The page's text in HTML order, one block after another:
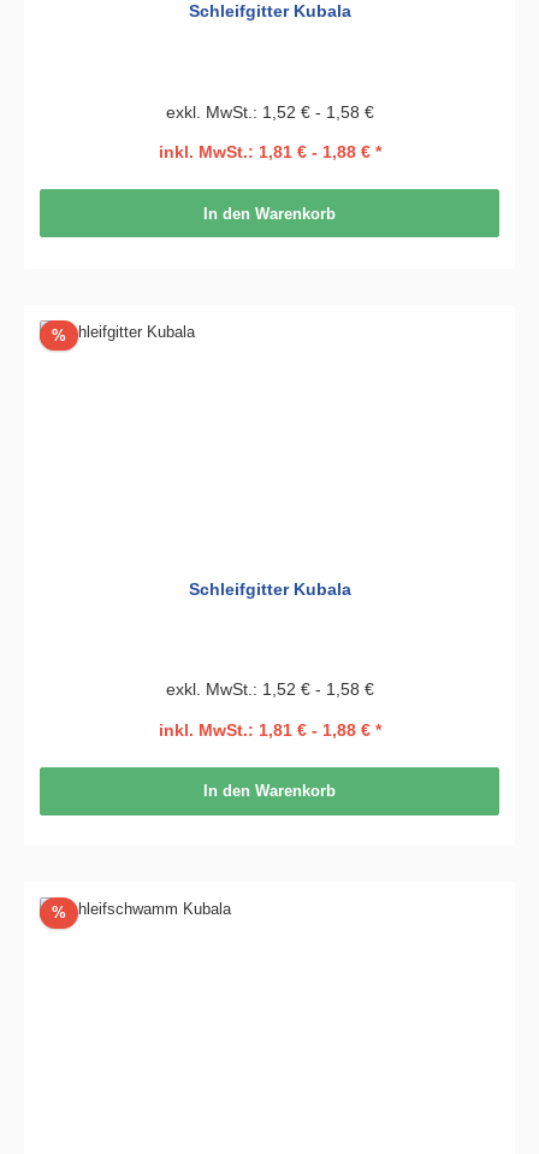
Schleifgitter Kubala
exkl. MwSt.: 1,52 € - 1,58 €
inkl. MwSt.: 1,81 € - 1,88 € *
In den Warenkorb
%Rabatt
Schleifgitter Kubala
exkl. MwSt.: 1,52 € - 1,58 €
inkl. MwSt.: 1,81 € - 1,88 € *
In den Warenkorb
%Rabatt